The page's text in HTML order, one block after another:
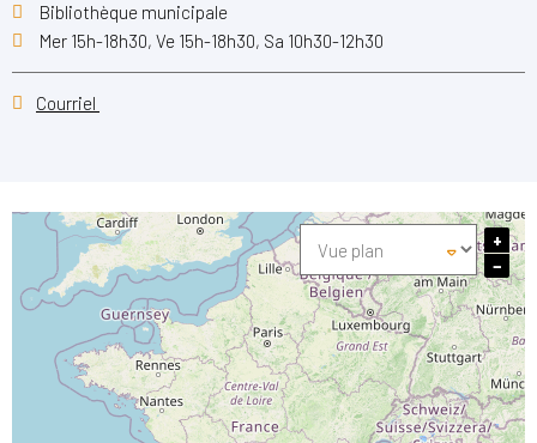
Bibliothèque municipale
Mer 15h-18h30, Ve 15h-18h30, Sa 10h30-12h30
Courriel
+
−